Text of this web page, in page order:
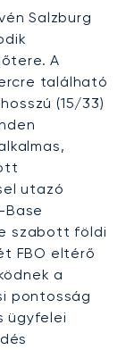
Salzburg
A
található
(15/33)
utazó
Base
szabott földi
FBO eltérő
a
pontosság
ügyfelei